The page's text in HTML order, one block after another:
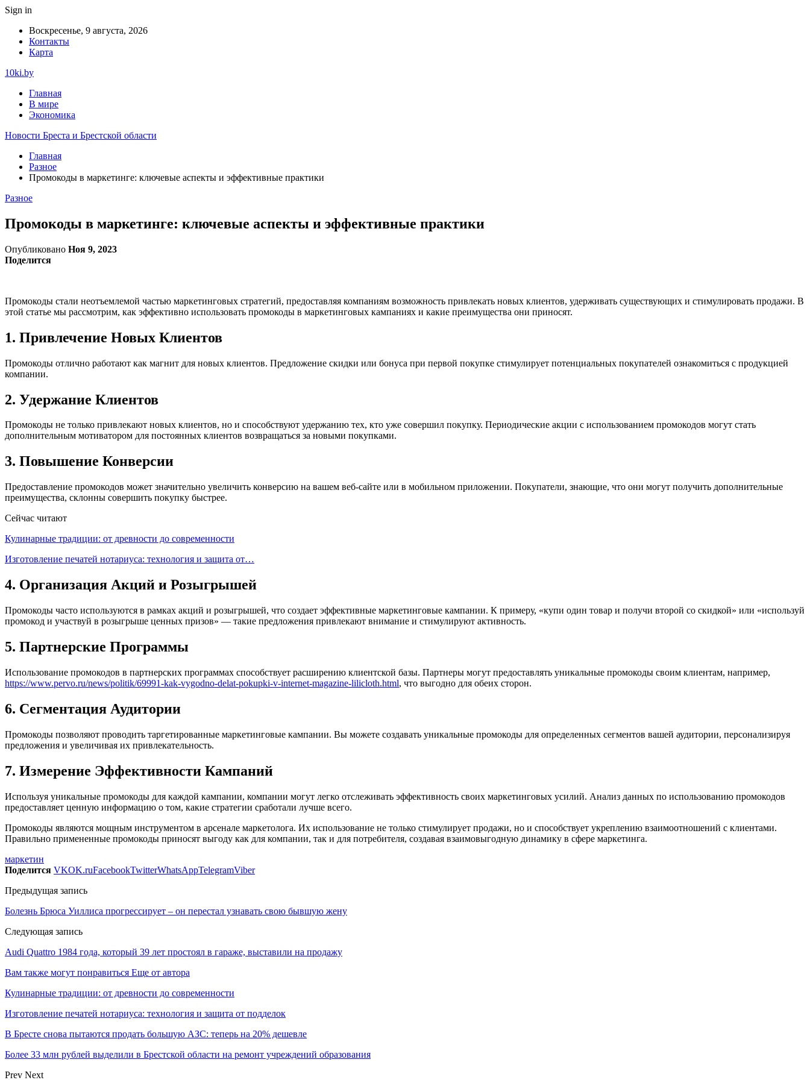
Sign in
Воскресенье, 9 августа, 2026
Контакты
Карта
10ki.by
Главная
В мире
Экономика
Новости Бреста и Брестской области
Главная
Разное
Промокоды в маркетинге: ключевые аспекты и эффективные практики
Разное
Промокоды в маркетинге: ключевые аспекты и эффективные практики
Опубликовано Ноя 9, 2023
Поделится
Промокоды стали неотъемлемой частью маркетинговых стратегий, предоставляя компаниям возможность привлекать новых клиентов, удерживать существующих и стимулировать продажи. В
этой статье мы рассмотрим, как эффективно использовать промокоды в маркетинговых кампаниях и какие преимущества они приносят.
1. Привлечение Новых Клиентов
Промокоды отлично работают как магнит для новых клиентов. Предложение скидки или бонуса при первой покупке стимулирует потенциальных покупателей ознакомиться с продукцией
компании.
2. Удержание Клиентов
Промокоды не только привлекают новых клиентов, но и способствуют удержанию тех, кто уже совершил покупку. Периодические акции с использованием промокодов могут стать
дополнительным мотиватором для постоянных клиентов возвращаться за новыми покупками.
3. Повышение Конверсии
Предоставление промокодов может значительно увеличить конверсию на вашем веб-сайте или в мобильном приложении. Покупатели, знающие, что они могут получить дополнительные
преимущества, склонны совершить покупку быстрее.
Сейчас читают
Кулинарные традиции: от древности до современности
Изготовление печатей нотариуса: технология и защита от…
4. Организация Акций и Розыгрышей
Промокоды часто используются в рамках акций и розыгрышей, что создает эффективные маркетинговые кампании. К примеру, «купи один товар и получи второй со скидкой» или «используй
промокод и участвуй в розыгрыше ценных призов» — такие предложения привлекают внимание и стимулируют активность.
5. Партнерские Программы
Использование промокодов в партнерских программах способствует расширению клиентской базы. Партнеры могут предоставлять уникальные промокоды своим клиентам, например,
https://www.pervo.ru/news/politik/69991-kak-vygodno-delat-pokupki-v-internet-magazine-lilicloth.html, что выгодно для обеих сторон.
6. Сегментация Аудитории
Промокоды позволяют проводить таргетированные маркетинговые кампании. Вы можете создавать уникальные промокоды для определенных сегментов вашей аудитории, персонализируя
предложения и увеличивая их привлекательность.
7. Измерение Эффективности Кампаний
Используя уникальные промокоды для каждой кампании, компании могут легко отслеживать эффективность своих маркетинговых усилий. Анализ данных по использованию промокодов
предоставляет ценную информацию о том, какие стратегии сработали лучше всего.
Промокоды являются мощным инструментом в арсенале маркетолога. Их использование не только стимулирует продажи, но и способствует укреплению взаимоотношений с клиентами.
Правильно примененные промокоды приносят выгоду как для компании, так и для потребителя, создавая взаимовыгодную динамику в сфере маркетинга.
маркетин
Поделится VKOK.ruFacebookTwitterWhatsAppTelegramViber
Предыдущая запись
Болезнь Брюса Уиллиса прогрессирует – он перестал узнавать свою бывшую жену
Следующая запись
Audi Quattro 1984 года, который 39 лет простоял в гараже, выставили на продажу
Вам также могут понравиться Еще от автора
Кулинарные традиции: от древности до современности
Изготовление печатей нотариуса: технология и защита от подделок
В Бресте снова пытаются продать большую АЗС: теперь на 20% дешевле
Более 33 млн рублей выделили в Брестской области на ремонт учреждений образования
Prev Next